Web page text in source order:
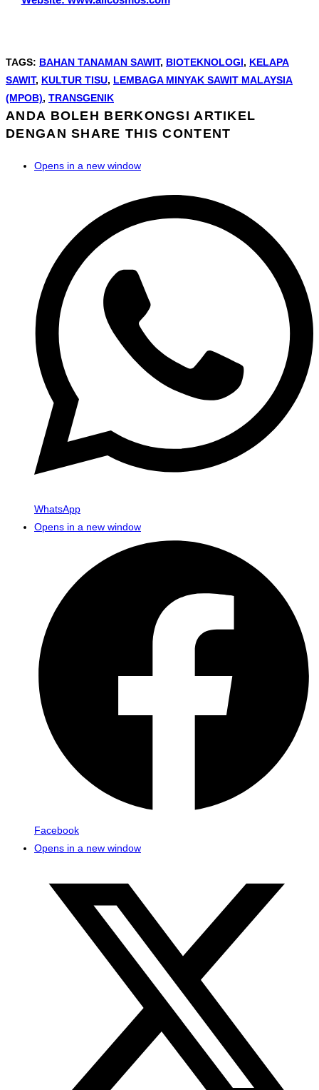
TAGS: BAHAN TANAMAN SAWIT, BIOTEKNOLOGI, KELAPA
SAWIT, KULTUR TISU, LEMBAGA MINYAK SAWIT MALAYSIA
(MPOB), TRANSGENIK
ANDA BOLEH BERKONGSI ARTIKEL
DENGAN SHARE THIS CONTENT
Opens in a new window
WhatsApp
Opens in a new window
Facebook
Opens in a new window